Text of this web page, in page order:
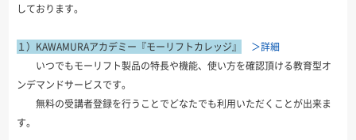
しております。
１）KAWAMURAアカデミー『モーリフトカレッジ』
＞詳細
いつでもモーリフト製品の特長や機能、使い方を確認頂ける教育型オ
ンデマンドサービスです。
無料の受講者登録を行うことでどなたでも利用いただくことが出来ま
す。